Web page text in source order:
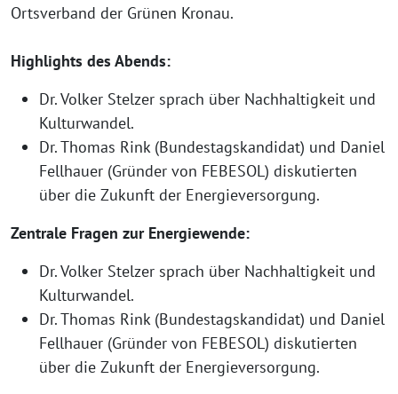
Ortsverband der Grünen Kronau.
Highlights des Abends:
Dr. Volker Stelzer sprach über Nachhaltigkeit und
Kulturwandel.
Dr. Thomas Rink (Bundestagskandidat) und Daniel
Fellhauer (Gründer von FEBESOL) diskutierten
über die Zukunft der Energieversorgung.
Zentrale Fragen zur Energiewende:
Dr. Volker Stelzer sprach über Nachhaltigkeit und
Kulturwandel.
Dr. Thomas Rink (Bundestagskandidat) und Daniel
Fellhauer (Gründer von FEBESOL) diskutierten
über die Zukunft der Energieversorgung.